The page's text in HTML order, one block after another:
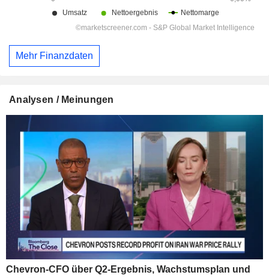
Mehr Finanzdaten
Analysen / Meinungen
Chevron-CFO über Q2-Ergebnis, Wachstumsplan und